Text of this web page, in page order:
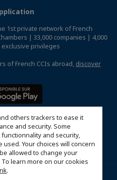
others trackers to ease it
and security. Some
and security,
Your choices will concern
allowed to change your
learn more on our cookies
.
1st private network of French
| 33,000 companies | 4,000
privileges
of French CCIs abroad, discover